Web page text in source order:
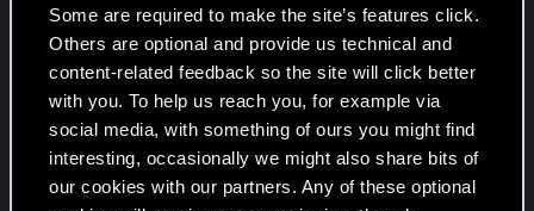
Some are required to make the site’s features click.
Others are optional and provide us technical and
content-related feedback so the site will click better
with you. To help us reach you, for example via
social media, with something of ours you might find
interesting, occasionally we might also share bits of
our cookies with our partners. Any of these optional
Какое время быть живым!
Захватывающие моменты, в которых мы
находимся.
Да, конечно, есть много людей, которые